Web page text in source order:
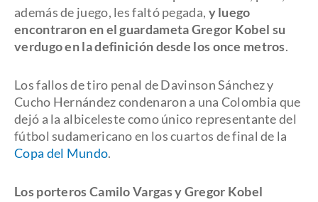
además de juego, les faltó pegada, y luego
encontraron en el guardameta Gregor Kobel su
verdugo en la definición desde los once metros.
Los fallos de tiro penal de Davinson Sánchez y
Cucho Hernández condenaron a una Colombia que
dejó a la albiceleste como único representante del
fútbol sudamericano en los cuartos de final de la
Copa del Mundo.
Los porteros Camilo Vargas y Gregor Kobel